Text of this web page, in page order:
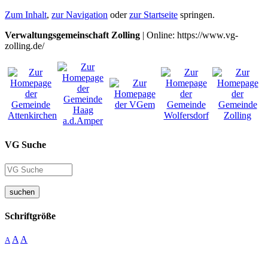
Zum Inhalt, zur Navigation oderzur Startseite springen.
Verwaltungsgemeinschaft Zolling | Online: https://www.vg-
zolling.de/
VG Suche
suchen
Schriftgröße
A A A